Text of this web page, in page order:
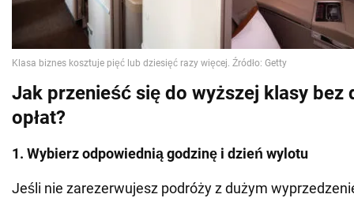
Jak przenieść się do wyższej klasy bez
opłat?
1. Wybierz odpowiednią godzinę i dzień wylotu
Jeśli nie zarezerwujesz podróży z dużym